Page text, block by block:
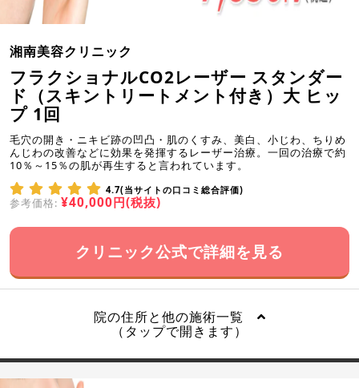
湘南美容クリニック
フラクショナルCO2レーザー スタンダー
ド（スキントリートメント付き）大 ヒッ
プ 1回
毛穴の開き・ニキビ跡の凹凸・肌のくすみ、美白、小じわ、ちりめ
んじわの改善などに効果を発揮するレーザー治療。一回の治療で約
10％～15％の肌が再生すると言われています。
4.7(当サイトの口コミ総合評価)
参考価格: ¥40,000円(税抜)
クリニック公式で詳細を見る
院の住所と他の施術一覧
（タップで開きます）